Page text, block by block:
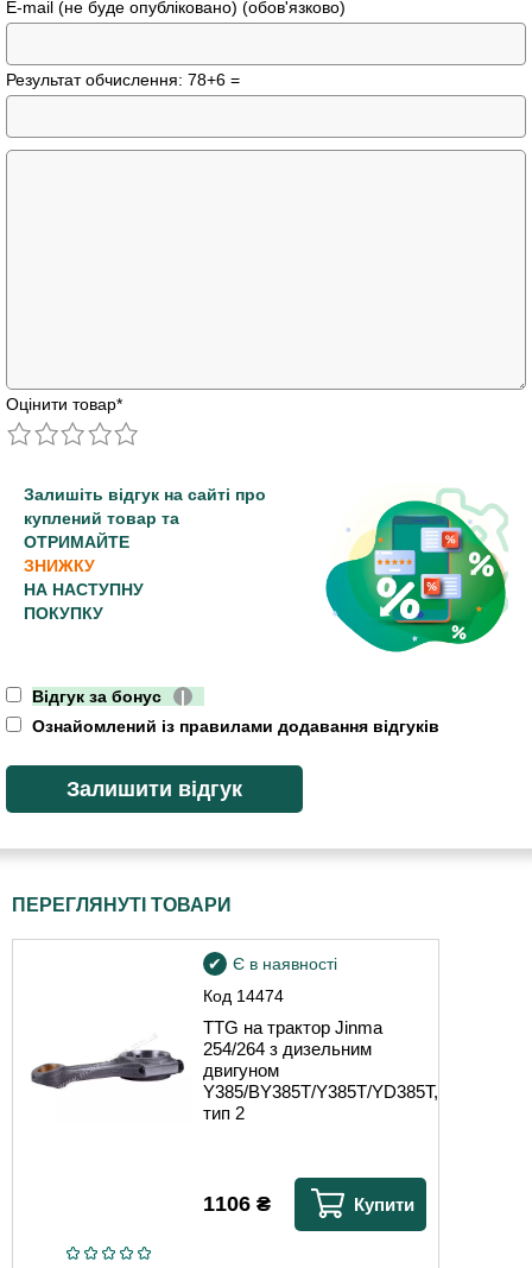
E-mail (не буде опубліковано) (обов'язково)
Результат обчислення: 78+6 =
Оцінити товар*
Залишіть відгук на сайті про
куплений товар та
ОТРИМАЙТЕ
ЗНИЖКУ
НА НАСТУПНУ
ПОКУПКУ
Відгук за бонус
|
Ознайомлений із правилами додавання відгуків
ПЕРЕГЛЯНУТІ ТОВАРИ
Код 14474
Є в наявності
TTG на трактор Jinma
254/264 з дизельним
двигуном
Y385/BY385T/Y385T/YD385T,
тип 2
1106 ₴ Купити